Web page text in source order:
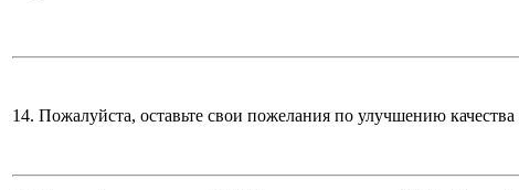
14. Пожалуйста, оставьте свои пожелания по улучшению